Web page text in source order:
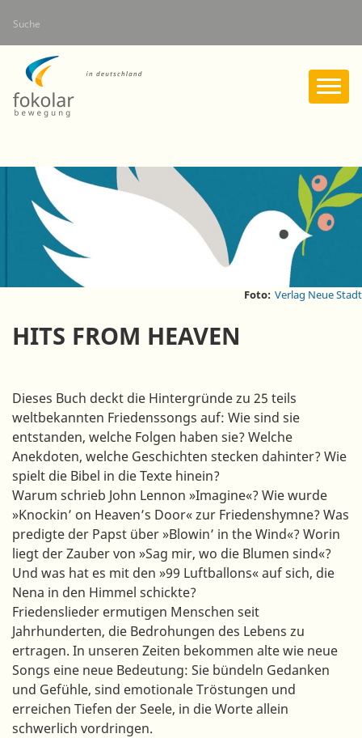
Inhalt
Suche
Foto: Verlag Neue Stadt
HITS FROM HEAVEN
Dieses Buch deckt die Hintergründe zu 25 teils
weltbekannten Friedenssongs auf: Wie sind sie
entstanden, welche Folgen haben sie? Welche
Anekdoten, welche Geschichten stecken dahinter? Wie
spielt die Bibel in die Texte hinein?
Warum schrieb John Lennon »Imagine«? Wie wurde
»Knockin’ on Heaven’s Door« zur Friedenshymne? Was
predigte der Papst über »Blowin’ in the Wind«? Worin
liegt der Zauber von »Sag mir, wo die Blumen sind«?
Und was hat es mit den »99 Luftballons« auf sich, die
Nena in den Himmel schickte?
Friedenslieder ermutigen Menschen seit
Jahrhunderten, die Bedrohungen des Lebens zu
ertragen. In unseren Zeiten bekommen alte wie neue
Songs eine neue Bedeutung: Sie bündeln Gedanken
und Gefühle, sind emotionale Tröstungen und
erreichen Tiefen der Seele, in die Worte allein
schwerlich vordringen.